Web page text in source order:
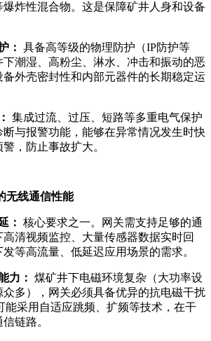
炸性混合物。这是保障矿井人身和设备
： 具备高等级的物理防护（IP防护等
潮湿、高粉尘、淋水、冲击和振动的恶
外壳密封性和内部元器件的长期稳定运
集成过流、过压、短路等多重电气保护
与报警功能，能够在异常情况发生时快
，防止事故扩大。
无线通信性能
： 核心要求之一。网关需支持足够的通
清视频监控、大量传感器数据实时回
等高流量、低延迟应用场景的需求。
力： 煤矿井下电磁环境复杂（大功率设
多），网关必须具备优异的抗电磁干扰
能采用自适应跳频、扩频等技术，在干
链路。